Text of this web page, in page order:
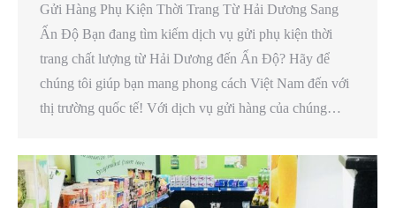
Gửi Hàng Phụ Kiện Thời Trang Từ Hải Dương Sang
Ấn Độ Bạn đang tìm kiếm dịch vụ gửi phụ kiện thời
trang chất lượng từ Hải Dương đến Ấn Độ? Hãy để
chúng tôi giúp bạn mang phong cách Việt Nam đến với
thị trường quốc tế! Với dịch vụ gửi hàng của chúng…